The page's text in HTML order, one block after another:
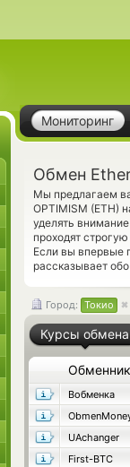
Мониторинг
Обмен
Мы предлагаем
OPTIMISM (ETH)
уделять
проходят
Если вы впервые
рассказывает
Город: Токио
Курсы обмена
Обменник
Вобменка
UAchanger
First-BTC